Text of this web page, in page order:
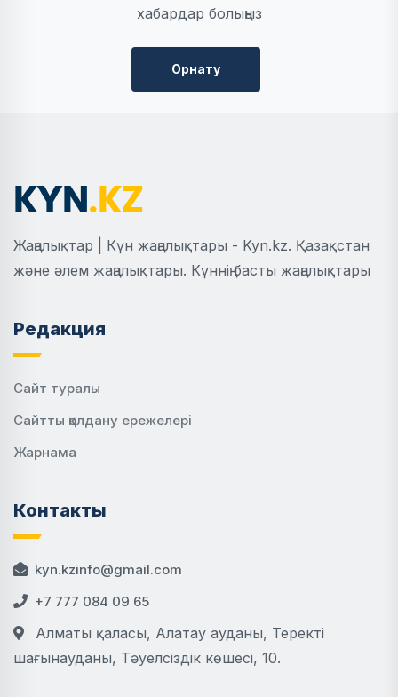
хабардар болыңыз
Орнату
Жаңалықтар | Күн жаңалықтары - Kyn.kz. Қазақстан
және әлем жаңалықтары. Күннің басты жаңалықтары
Редакция
Сайт туралы
Сайтты қолдану ережелері
Жарнама
Контакты
kyn.kzinfo@gmail.com
+7 777 084 09 65
Алматы қаласы, Алатау ауданы, Теректі
шағынауданы, Тәуелсіздік көшесі, 10.